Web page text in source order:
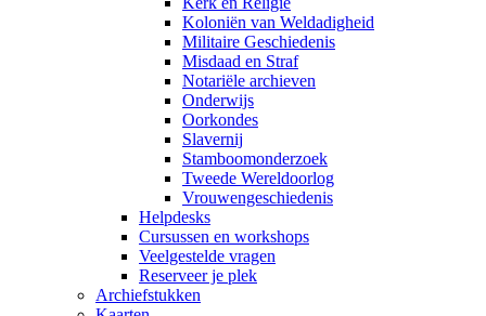
Koloniën van Weldadigheid
Militaire Geschiedenis
Misdaad en Straf
Notariële archieven
Onderwijs
Oorkondes
Slavernij
Stamboomonderzoek
Tweede Wereldoorlog
Vrouwengeschiedenis
Helpdesks
Cursussen en workshops
Veelgestelde vragen
Reserveer je plek
Archiefstukken